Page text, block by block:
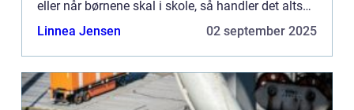
eller når børnene skal i skole, så handler det altså
bare om, at den skal kunne køre. Den skal og...
Linnea Jensen 02 september 2025